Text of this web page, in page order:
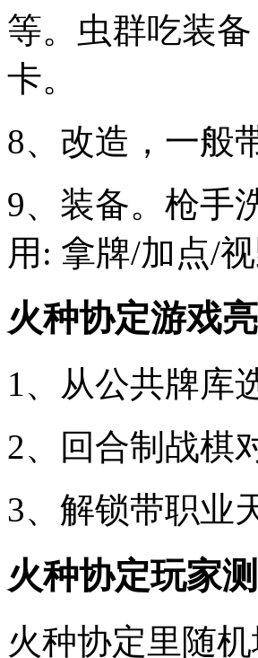
等。虫群吃装
卡。
8、改造，一般
9、装备。枪手
用: 拿牌/加点/视
火种协定游戏
1、从公共牌库
2、回合制战棋
3、解锁带职业
火种协定玩家
火种协定里随